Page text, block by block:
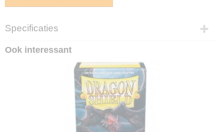
Specificaties
EAN code
Ook interessant